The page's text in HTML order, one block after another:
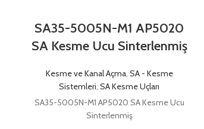
SA35-5005N-M1 AP5020
SA Kesme Ucu Sinterlenmiş
Kesme ve Kanal Açma, SA - Kesme
Sistemleri, SA Kesme Uçları
SA35-5005N-M1 AP5020 SA Kesme Ucu
Sinterlenmiş